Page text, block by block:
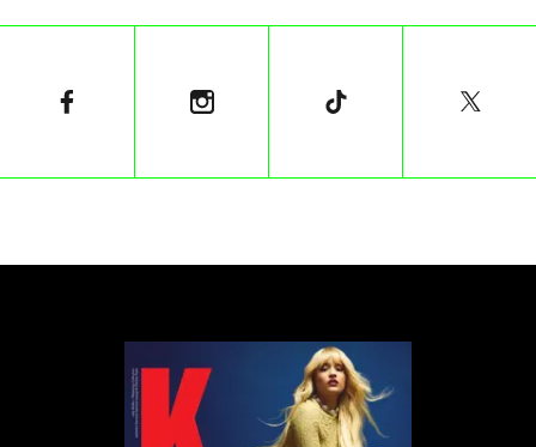
wystąpienie transseksualizmu, jak również
zaleceń, aby stosować się do żądań
świetle etyki wykonywania zawodu, jak i